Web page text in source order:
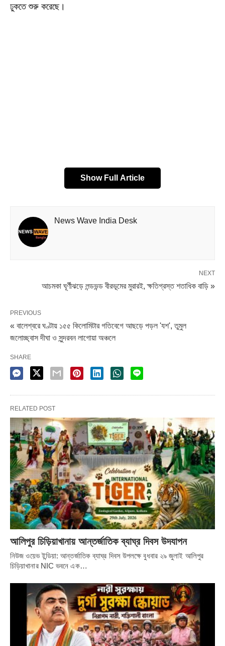
ঢুকতে শুরু করেছে।
উত্তর ২৪ পরগনার টাকী, বসিরহাটের খুব করুণ অবস্থা। প্রবল
জলোচ্ছ্বাসে অনেক গ্রাম ভেসে গেছে। একই অবস্থা হুগলি জেলাতেও।
সেখানেও প্রচুর ক্ষয়ক্ষতি হয়েছে বলে স্থানীয় প্রশাসনের তরফে জানানো
স্থানীয় স্বেচ্ছাসেবী সংগঠনগুলো ক্ষতিগ্রস্তদের পাশে এসে দাঁড়িয়েছে।
পূর্ব মেদিনীপুরের কোলাঘাট সংলগ্ন এলাকাও ব্যাপক ক্ষতিগ্রস্ত হয়েছে।
বাঁধ ভেঙে এলাকা প্লাবিত হয়ে গেছে বাগনান, ওরফুলি, দেউলটি ও
সামতাবেড় এলাকা। প্লাবিত কিংবদন্তি কথা সাহিত্যিক শরৎচন্দ্র
চট্টোপাধ্যায়ের সামতাবেড়ের বাড়িও। প্লাবনের জেরে এলাকাবাসীদের মধ্যে
আতঙ্ক ছড়িয়ে পড়েছে।
Show Full Article
News Wave India Desk
NEXT
আচমকা ঘূর্ণীঝড়ে লন্ডভন্ড বীরভূমের মুরারই, ক্ষতিগ্রস্ত শতাধিক বাড়ি »
PREVIOUS
« বালেশ্বরে ঘণ্টায় ১৫৫ কিলোমিটার গতিবেগে আছড়ে পড়ল 'যশ', তুমুল
জলোচ্ছ্বাস দীঘা ও সুন্দরবন লাগোয়া অঞ্চলে
SHARE
RELATED POST
আলিপুর চিড়িয়াখানায় আন্তর্জাতিক ব্যাঘ্র দিবস উদযাপন
নিউজ ওয়েভ ইন্ডিয়া: আন্তর্জাতিক ব্যাঘ্র দিবস উপলক্ষে বুধবার ২৯ জুলাই আলিপুর
চিড়িয়াখানার NIC ভবনে এক…